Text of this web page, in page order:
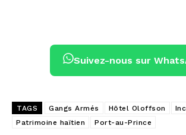
Suivez-nous sur
TAGS Gangs Armés Hôtel Oloffson
Patrimoine haïtien
Port-au-Prince